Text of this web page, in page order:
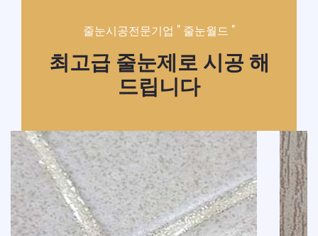
줄눈시공 - 줄눈월드
줄눈시공 - 줄눈월드
줄눈시공 - 줄눈월드
줄눈시공 - 줄눈월드
줄눈시공 - 줄눈월드
줄눈시공 - 줄눈월드
줄눈시공전문기업 " 줄눈월드 "
최고급 줄눈제로 시공 해
드립니다